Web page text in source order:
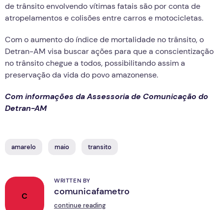
de trânsito envolvendo vítimas fatais são por conta de
atropelamentos e colisões entre carros e motocicletas.
Com o aumento do índice de mortalidade no trânsito, o
Detran-AM visa buscar ações para que a conscientização
no trânsito chegue a todos, possibilitando assim a
preservação da vida do povo amazonense.
Com informações da Assessoria de Comunicação do
Detran-AM
amarelo maio transito
C
WRITTEN BY
comunicafametro
continue reading